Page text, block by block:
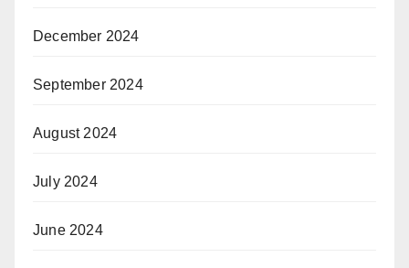
December 2024
September 2024
August 2024
July 2024
June 2024